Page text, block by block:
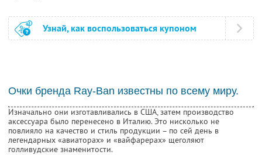
Узнай, как воспользоваться купоном
Очки бренда Ray-Ban известны по всему миру.
Изначально они изготавливались в США, затем производство
аксессуара было перенесено в Италию. Это нисколько не
повлияло на качество и стиль продукции – по сей день в
легендарных «авиаторах» и «вайфарерах» щеголяют
голливудские знаменитости.